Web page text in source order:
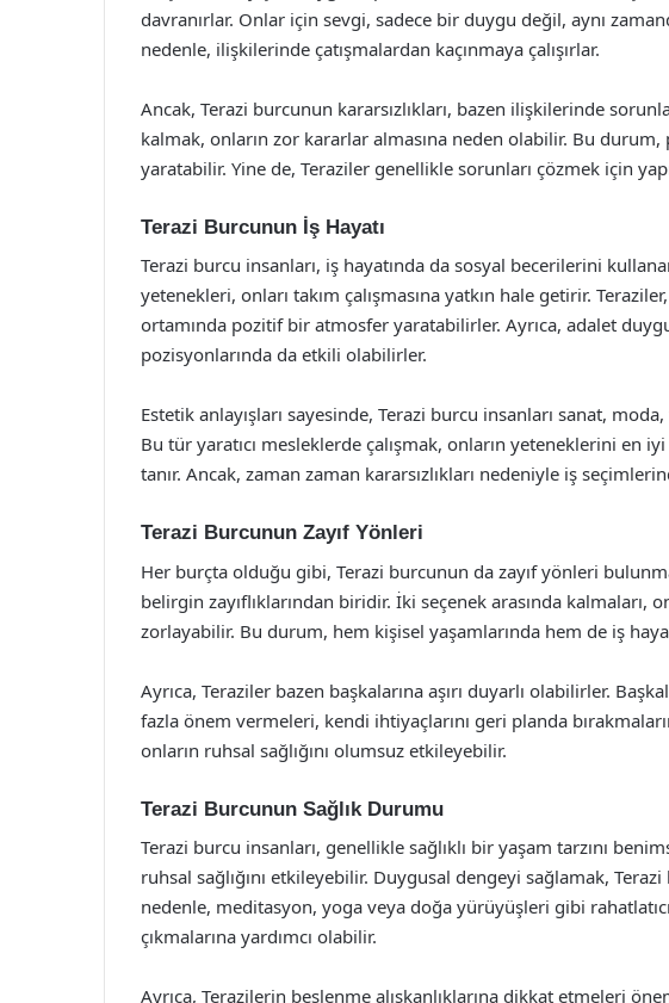
davranırlar. Onlar için sevgi, sadece bir duygu değil, aynı
nedenle, ilişkilerinde çatışmalardan kaçınmaya çalışırlar.
Ancak, Terazi burcunun kararsızlıkları, bazen ilişkilerinde
kalmak, onların zor kararlar almasına neden olabilir. Bu
yaratabilir. Yine de, Teraziler genellikle sorunları çözmek için
Terazi Burcunun İş Hayatı
Terazi burcu insanları, iş hayatında da sosyal becerilerini
yetenekleri, onları takım çalışmasına yatkın hale getirir.
ortamında pozitif bir atmosfer yaratabilirler. Ayrıca, adalet
pozisyonlarında da etkili olabilirler.
Estetik anlayışları sayesinde, Terazi burcu insanları sanat,
Bu tür yaratıcı mesleklerde çalışmak, onların yeteneklerini en
tanır. Ancak, zaman zaman kararsızlıkları nedeniyle iş
Terazi Burcunun Zayıf Yönleri
Her burçta olduğu gibi, Terazi burcunun da zayıf yönleri
belirgin zayıflıklarından biridir. İki seçenek arasında kalmaları,
zorlayabilir. Bu durum, hem kişisel yaşamlarında hem de iş
Ayrıca, Teraziler bazen başkalarına aşırı duyarlı olabilirler.
fazla önem vermeleri, kendi ihtiyaçlarını geri planda
onların ruhsal sağlığını olumsuz etkileyebilir.
Terazi Burcunun Sağlık Durumu
Terazi burcu insanları, genellikle sağlıklı bir yaşam tarzını
ruhsal sağlığını etkileyebilir. Duygusal dengeyi sağlamak,
nedenle, meditasyon, yoga veya doğa yürüyüşleri gibi
çıkmalarına yardımcı olabilir.
Ayrıca, Terazilerin beslenme alışkanlıklarına dikkat etmeleri